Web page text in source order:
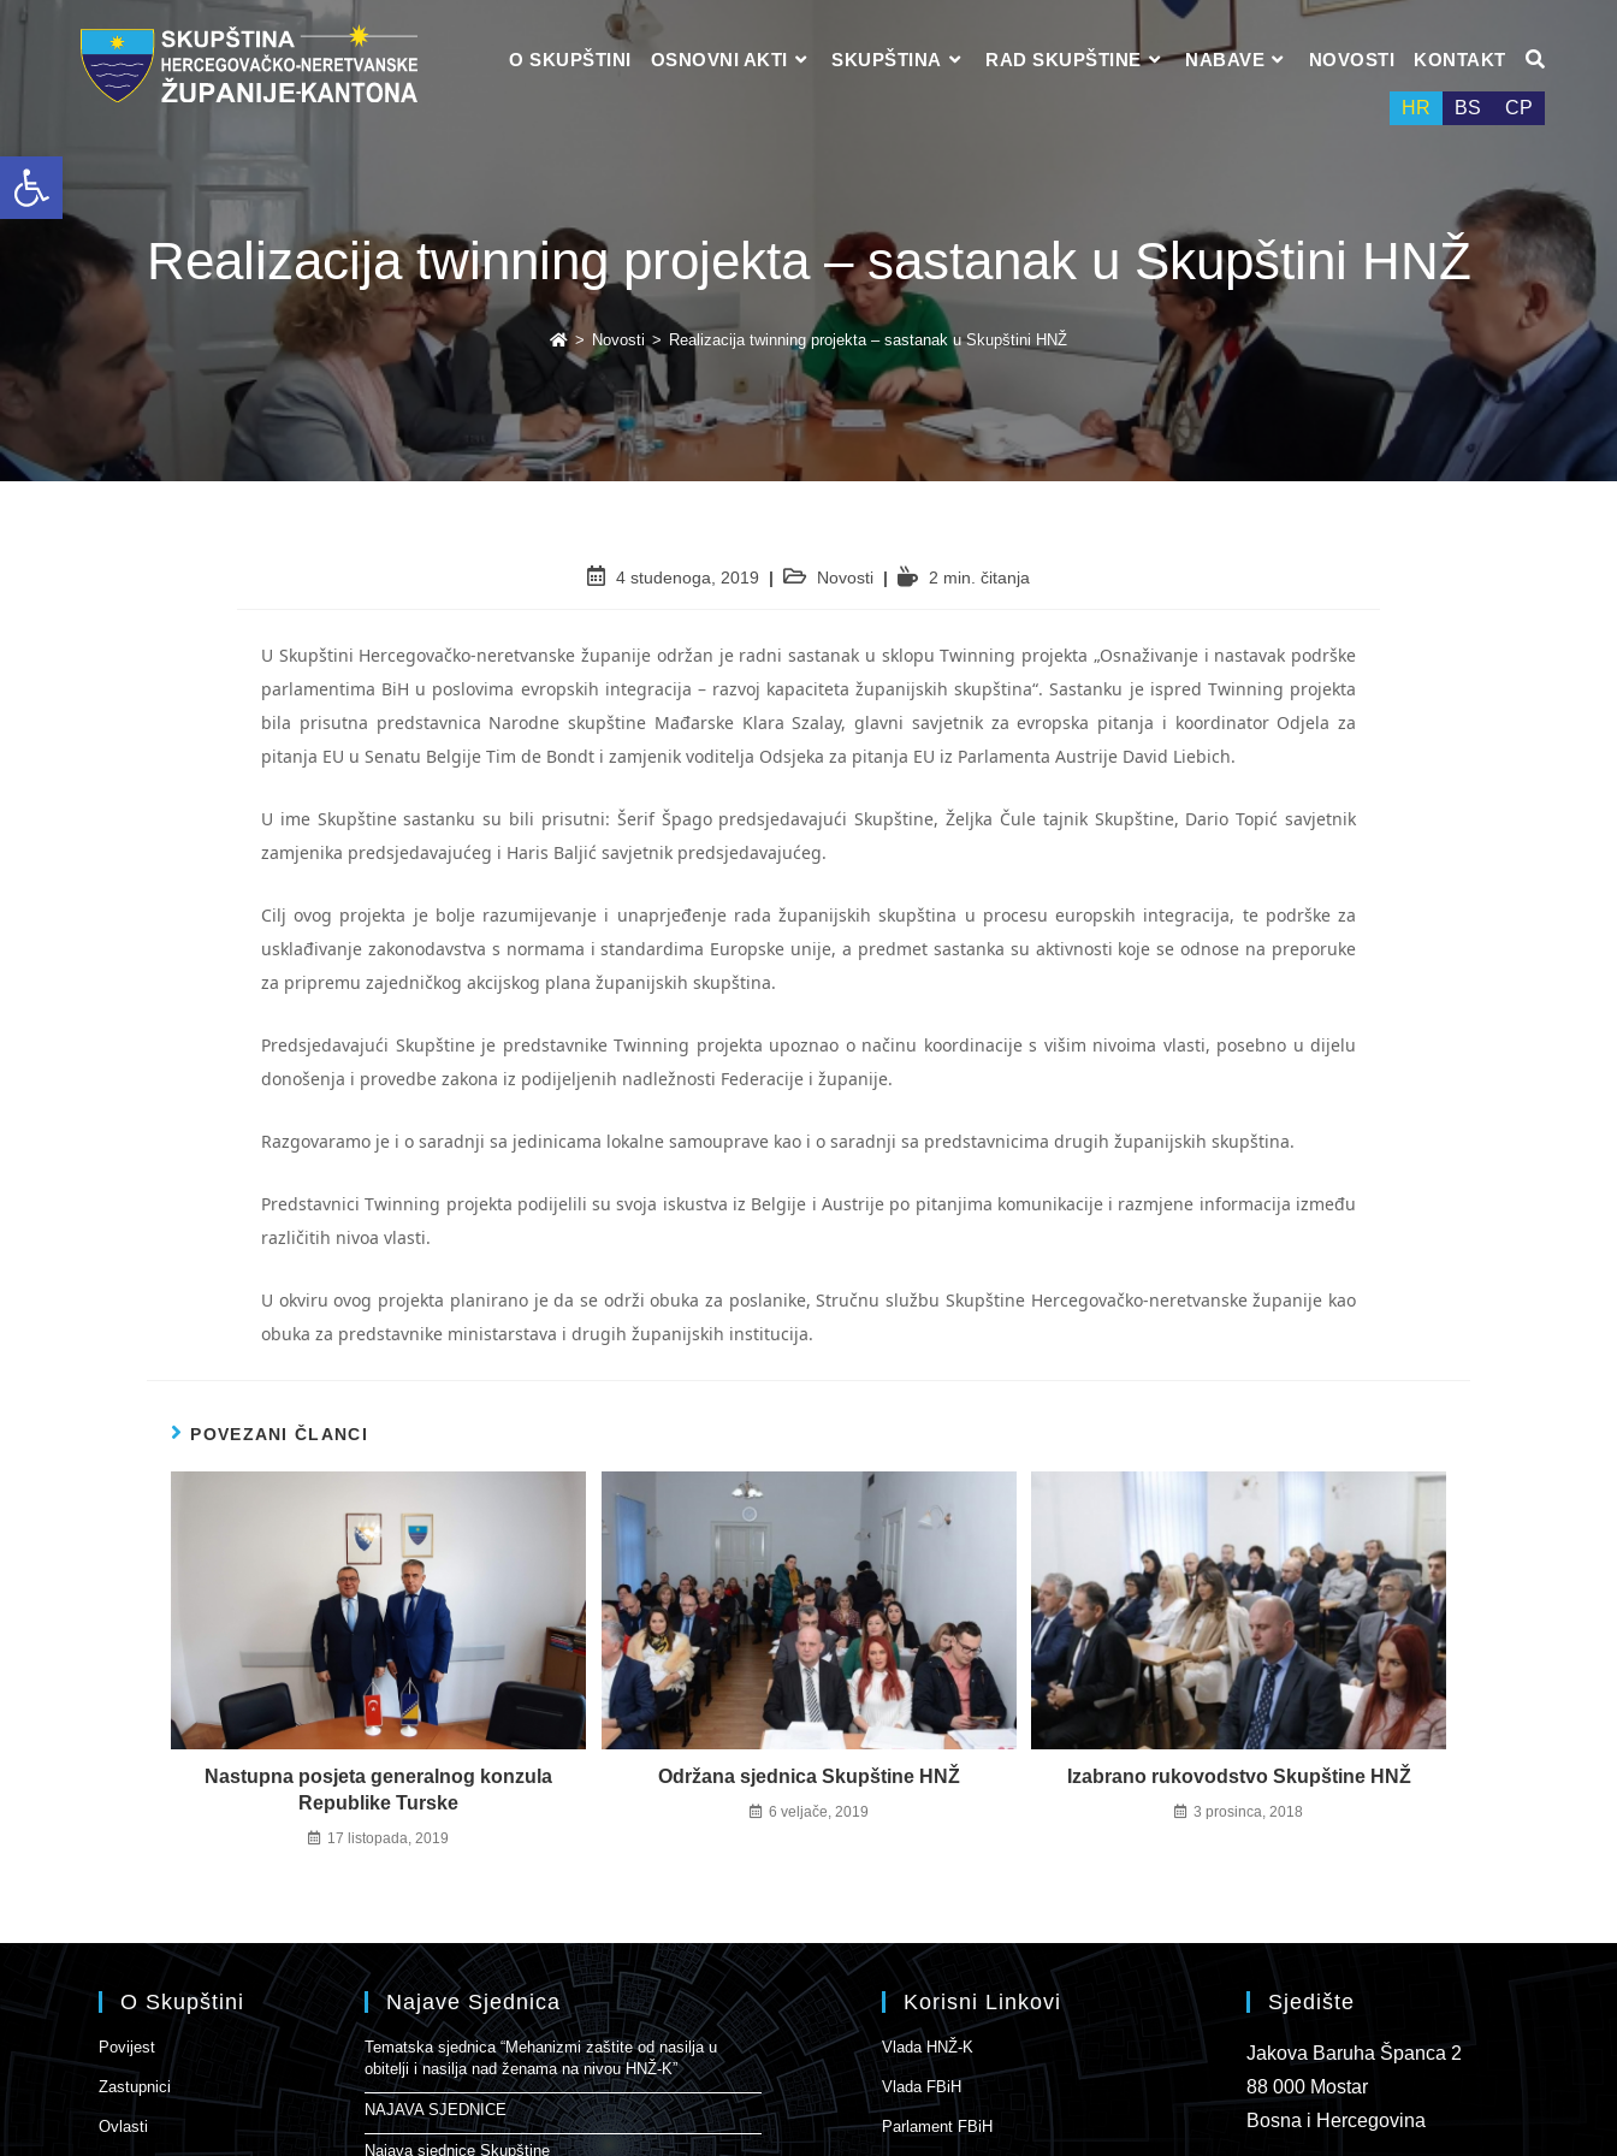
Open toolbar
HR BS СР
O SKUPŠTINI OSNOVNI AKTI SKUPŠTINA RAD SKUPŠTINE NABAVE NOVOSTI KONTAKT
Realizacija twinning projekta – sastanak u Skupštini HNŽ
> Novosti > Realizacija twinning projekta – sastanak u Skupštini HNŽ
4 studenoga, 2019 Novosti 2 min. čitanja
U Skupštini Hercegovačko-neretvanske županije održan je radni sastanak u sklopu Twinning projekta „Osnaživanje i nastavak podrške
parlamentima BiH u poslovima evropskih integracija – razvoj kapaciteta županijskih skupština“. Sastanku je ispred Twinning projekta
bila prisutna predstavnica Narodne skupštine Mađarske Klara Szalay, glavni savjetnik za evropska pitanja i koordinator Odjela za
pitanja EU u Senatu Belgije Tim de Bondt i zamjenik voditelja Odsjeka za pitanja EU iz Parlamenta Austrije David Liebich.
U ime Skupštine sastanku su bili prisutni: Šerif Špago predsjedavajući Skupštine, Željka Čule tajnik Skupštine, Dario Topić savjetnik
zamjenika predsjedavajućeg i Haris Baljić savjetnik predsjedavajućeg.
Cilj ovog projekta je bolje razumijevanje i unaprjeđenje rada županijskih skupština u procesu europskih integracija, te podrške za
usklađivanje zakonodavstva s normama i standardima Europske unije, a predmet sastanka su aktivnosti koje se odnose na preporuke
za pripremu zajedničkog akcijskog plana županijskih skupština.
Predsjedavajući Skupštine je predstavnike Twinning projekta upoznao o načinu koordinacije s višim nivoima vlasti, posebno u dijelu
donošenja i provedbe zakona iz podijeljenih nadležnosti Federacije i županije.
Razgovaramo je i o saradnji sa jedinicama lokalne samouprave kao i o saradnji sa predstavnicima drugih županijskih skupština.
Predstavnici Twinning projekta podijelili su svoja iskustva iz Belgije i Austrije po pitanjima komunikacije i razmjene informacija između
različitih nivoa vlasti.
U okviru ovog projekta planirano je da se održi obuka za poslanike, Stručnu službu Skupštine Hercegovačko-neretvanske županije kao
obuka za predstavnike ministarstava i drugih županijskih institucija.
POVEZANI ČLANCI
Nastupna posjeta generalnog konzula
Republike Turske
17 listopada, 2019
Održana sjednica Skupštine HNŽ
6 veljače, 2019
Izabrano rukovodstvo Skupštine HNŽ
3 prosinca, 2018
O Skupštini
Povijest
Zastupnici
Ovlasti
Najave Sjednica
Tematska sjednica “Mehanizmi zaštite od nasilja u
obitelji i nasilja nad ženama na nivou HNŽ-K”
NAJAVA SJEDNICE
Najava sjednice Skupštine
Korisni Linkovi
Vlada HNŽ-K
Vlada FBiH
Parlament FBiH
Sjedište
Jakova Baruha Španca 2
88 000 Mostar
Bosna i Hercegovina